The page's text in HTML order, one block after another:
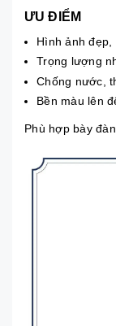
ƯU ĐIỂM
Hình ảnh
Trọng lượng
Chống nước,
Bền màu lên
Phù hợp bày